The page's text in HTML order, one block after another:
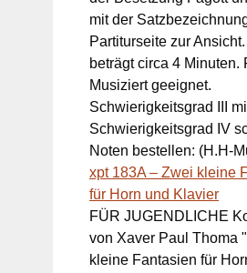
mit der
Partiturseite zur
beträgt circa 4 Minuten.
Musiziert geeignet.
Schwierigkeitsgrad III
Schwierigkeitsgrad IV
Noten bestellen: (H.H-
xpt 183A – Zwei kleine
für Horn und Klavier
FÜR JUGENDLICHE
von Xaver Paul Thoma
kleine Fantasien für